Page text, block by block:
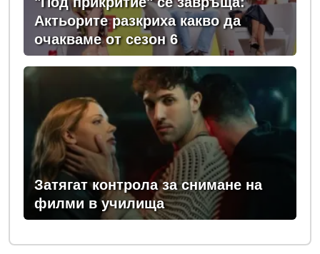
Актьорите разкриха какво да
очакваме от сезон 6
Затягат контрола за снимане на
филми в училища